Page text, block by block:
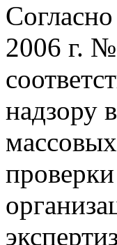
2006 г.
надзору